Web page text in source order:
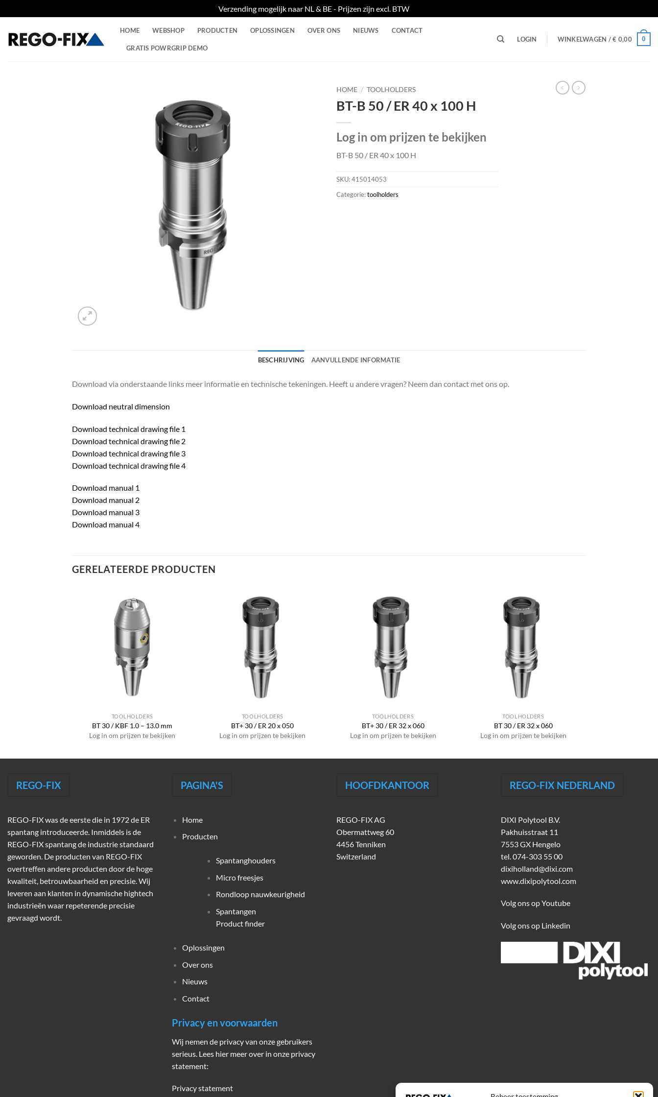
Verzending mogelijk naar NL & BE - Prijzen zijn excl. BTW
naar
inhoud
HOME WEBSHOP PRODUCTEN OPLOSSINGEN OVER ONS NIEUWS CONTACT
GRATIS POWRGRIP DEMO
LOGIN WINKELWAGEN /€ 0,00 0
HOME / TOOLHOLDERS
BT-B 50 / ER 40 x 100 H
Log in om prijzen te bekijken
BT-B 50 / ER 40 x 100 H
SKU:415014053
Categorie:toolholders
BESCHRIJVING AANVULLENDE INFORMATIE
Download via onderstaande links meer informatie en technische tekeningen. Heeft u andere vragen? Neem dan contact met ons op.
Download neutral dimension
Download technical drawing file 1
Download technical drawing file 2
Download technical drawing file 3
Download technical drawing file 4
Download manual 1
Download manual 2
Download manual 3
Download manual 4
GERELATEERDE PRODUCTEN
TOOLHOLDERS
BT 30 / KBF 1.0 – 13.0 mm
Log in om prijzen te bekijken
TOOLHOLDERS
BT+ 30 / ER 20 x 050
Log in om prijzen te bekijken
TOOLHOLDERS
BT+ 30 / ER 32 x 060
Log in om prijzen te bekijken
TOOLHOLDERS
BT 30 / ER 32 x 060
Log in om prijzen te bekijken
REGO-FIX
REGO-FIX was de eerste die in 1972 de ER
spantang introduceerde. Inmiddels is de
REGO-FIX spantang de industrie standaard
geworden. De producten van REGO-FIX
overtreffen andere producten door de hoge
kwaliteit, betrouwbaarheid en precisie. Wij
leveren aan klanten in dynamische hightech
industrieën waar repeterende precisie
gevraagd wordt.
PAGINA'S
Home
Producten
Spantanghouders
Micro freesjes
Rondloop nauwkeurigheid
Spantangen
Product finder
Oplossingen
Over ons
Nieuws
Contact
Privacy en voorwaarden
Wij nemen de privacy van onze gebruikers
serieus. Lees hier meer over in onze privacy
statement:
Privacy statement
HOOFDKANTOOR
REGO-FIX AG
Obermattweg 60
4456 Tenniken
Switzerland
REGO-FIX NEDERLAND
DIXI Polytool B.V.
Pakhuisstraat 11
7553 GX Hengelo
tel. 074-303 55 00
dixiholland@dixi.com
www.dixipolytool.com
Volg ons op Youtube
Volg ons op Linkedin